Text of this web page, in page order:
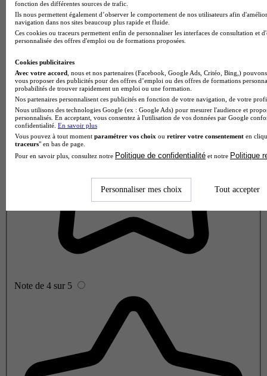
Note de 3 sur 5
Note de 4 sur 5
fonction des différentes sources de trafic.
Ils nous permettent également d’observer le comportement de nos utilisateurs afin
navigation dans nos sites beaucoup plus rapide et fluide.
Ces cookies ou traceurs permettent enfin de personnaliser les interfaces de consultation et
personnalisée des offres d'emploi ou de formations proposées.
Cookies publicitaires
Avec votre accord , nous et nos partenaires (Facebook, Google Ads, Critéo, Bing,)
vous proposer des publicités pour des offres d’emploi ou des offres de formations
probabilités de trouver rapidement un emploi ou une formation.
Nos partenaires personnalisent ces publicités en fonction de votre navigation, de votre
Nous utilisons des technologies Google (ex : Google Ads) pour mesurer l'audience et
personnalisés. En acceptant, vous consentez à l'utilisation de vos données par Google
confidentialité. En savoir plus
Vous pouvez à tout moment paramétrer vos choix ou retirer votre consentement en
traceurs" en bas de page.
Pour en savoir plus, consultez notre Politique de confidentialité et notre Politique
Personnaliser mes choix Tout accepter